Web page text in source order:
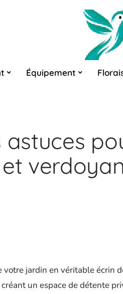
Équipement
astuces
votre jardin en véritable écrin
un espace de détente